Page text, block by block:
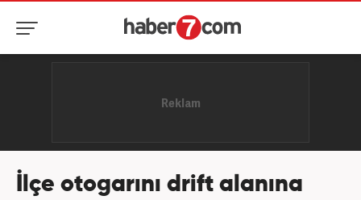
İlçe otogarını drift alanına